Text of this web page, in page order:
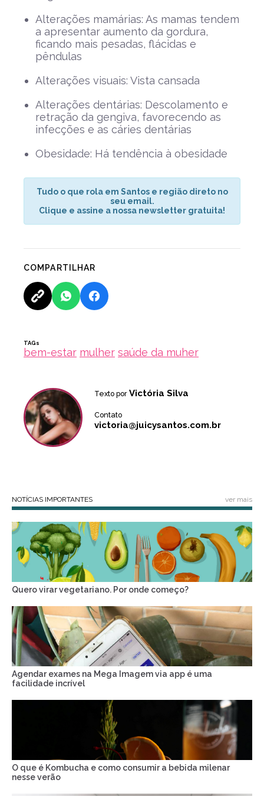
Alterações mamárias: As mamas tendem
a apresentar aumento da gordura,
ficando mais pesadas, flácidas e
pêndulas
Alterações visuais: Vista cansada
Alterações dentárias: Descolamento e
retração da gengiva, favorecendo as
infecções e as cáries dentárias
Obesidade: Há tendência à obesidade
Tudo o que rola em Santos e região direto no
seu email.
Clique e assine a nossa newsletter gratuita!
COMPARTILHAR
TAGs
bem-estar mulher saúde da muher
Texto por Victória Silva
Contato
victoria@juicysantos.com.br
NOTÍCIAS IMPORTANTES ver mais
Quero virar vegetariano. Por onde começo?
Agendar exames na Mega Imagem via app é uma
facilidade incrível
O que é Kombucha e como consumir a bebida milenar
nesse verão